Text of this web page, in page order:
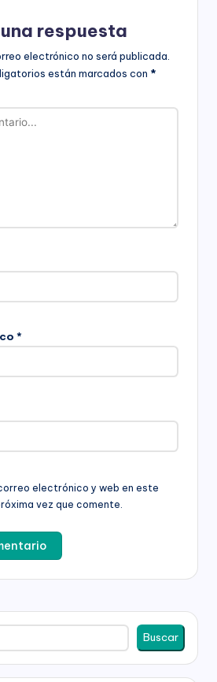
respuesta
electrónico no será publicada.
están marcados con *
*
electrónico y web en este
vez que comente.
Buscar